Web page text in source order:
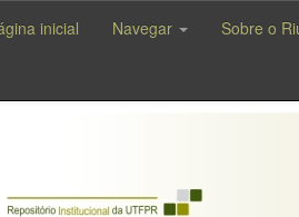
inicial Navegar Sobre o